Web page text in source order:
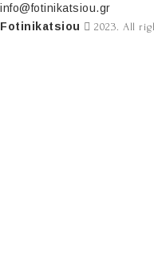
info@fotinikatsiou.gr
Fotinikatsiou
2023. All